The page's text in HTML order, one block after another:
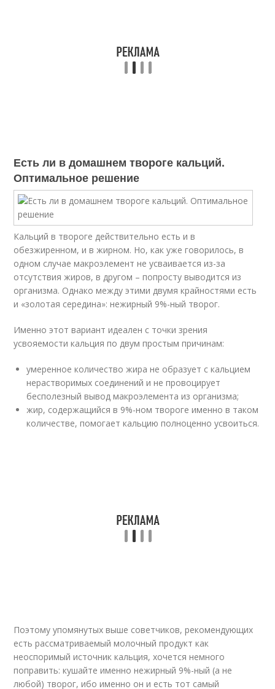
Есть ли в домашнем твороге кальций.
Оптимальное решение
Кальций в твороге действительно есть и в
обезжиренном, и в жирном. Но, как уже говорилось, в
одном случае макроэлемент не усваивается из-за
отсутствия жиров, в другом – попросту выводится из
организма. Однако между этими двумя крайностями есть
и «золотая середина»: нежирный 9%-ный творог.
Именно этот вариант идеален с точки зрения
усвояемости кальция по двум простым причинам:
умеренное количество жира не образует с кальцием
нерастворимых соединений и не провоцирует
бесполезный вывод макроэлемента из организма;
жир, содержащийся в 9%-ном твороге именно в таком
количестве, помогает кальцию полноценно усвоиться.
Поэтому упомянутых выше советчиков, рекомендующих
есть рассматриваемый молочный продукт как
неоспоримый источник кальция, хочется немного
поправить: кушайте именно нежирный 9%-ный (а не
любой) творог, ибо именно он и есть тот самый